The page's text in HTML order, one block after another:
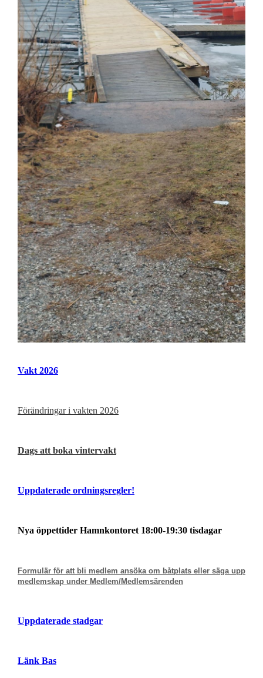
Vakt 2026
Förändringar i vakten 2026
Dags att boka vintervakt
Uppdaterade ordningsregler!
Nya öppettider Hamnkontoret 18:00-19:30 tisdagar
Formulär för att bli medlem ansöka om båtplats eller säga upp
medlemskap under Medlem/Medlemsärenden
Uppdaterade stadgar
Länk Bas